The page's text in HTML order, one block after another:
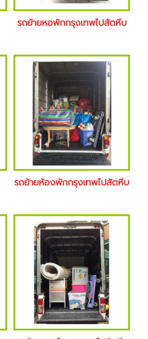
รถย้ายหอพักกรุงเทพไปสัตหีบ
รถย้ายห้องพักกรุงเทพไปสัตหีบ